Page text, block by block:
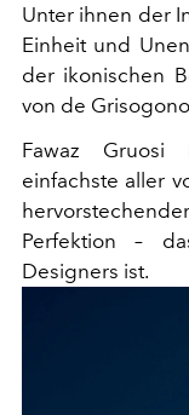
Unter ihnen der
Einheit und
der ikonischen
von de Grisogono
Fawaz Gruosi
einfachste aller
Perfektion –
Designers ist.